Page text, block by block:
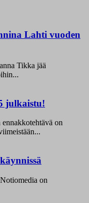
Lahti vuoden
Tikka jää
julkaistu!
on
on